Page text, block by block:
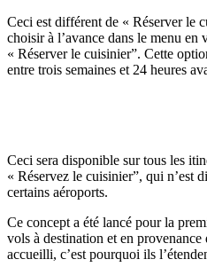
Ceci est différent de « Réserver le
choisir à l’avance dans le menu
« Réserver le cuisinier”. Cette
entre trois semaines et 24 heures
Ceci sera disponible sur tous les
« Réservez le cuisinier”, qui n’est
certains aéroports.
Ce concept a été lancé pour la
vols à destination et en
accueilli, c’est pourquoi ils